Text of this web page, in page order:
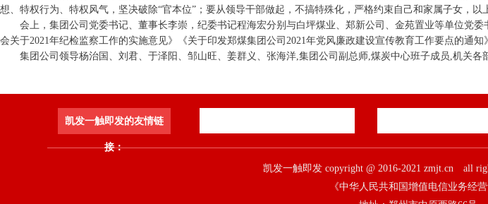
想、特权行为、特权风气，坚决破除“官本位”；要从领导干部做起，不搞特殊化，严格约束自己和家属子女，以
会上，集团公司党委书记、董事长李崇，纪委书记程海宏分别与白坪煤业、郑新公司、金苑置业等单位党
会关于2021年纪检监察工作的实施意见》《关于印发郑煤集团公司2021年党风廉政建设宣传教育工作要点的通知
集团公司领导杨治国、刘君、于泽阳、邹山旺、姜群义、张海洋,集团公司副总师,煤炭中心班子成员,机关
凯发一触即发的友情链
接：
凯发一触即发 copyright @ 2016-2021 zmjt.cn all
《中华人民共和国增值电信业务经